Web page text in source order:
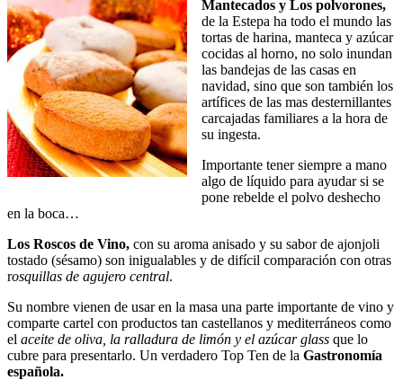
Mantecados y Los polvorones,
de la Estepa ha todo el mundo las
tortas de harina, manteca y azúcar
cocidas al horno, no solo inundan
las bandejas de las casas en
navidad, sino que son también los
artífices de las mas desternillantes
carcajadas familiares a la hora de
su ingesta.
Importante tener siempre a mano
algo de líquido para ayudar si se
pone rebelde el polvo deshecho
en la boca…
Los Roscos de Vino, con su aroma anisado y su sabor de ajonjoli
tostado (sésamo) son inigualables y de difícil comparación con otras
rosquillas de agujero central.
Su nombre vienen de usar en la masa una parte importante de vino y
comparte cartel con productos tan castellanos y mediterráneos como
el aceite de oliva, la ralladura de limón y el azúcar glass que lo
cubre para presentarlo. Un verdadero Top Ten de la Gastronomía
española.